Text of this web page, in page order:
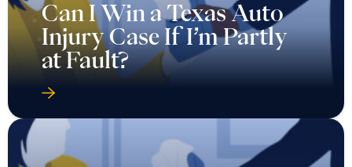
Can I Win a Texas Auto
Injury Case If I’m Partly
at Fault?